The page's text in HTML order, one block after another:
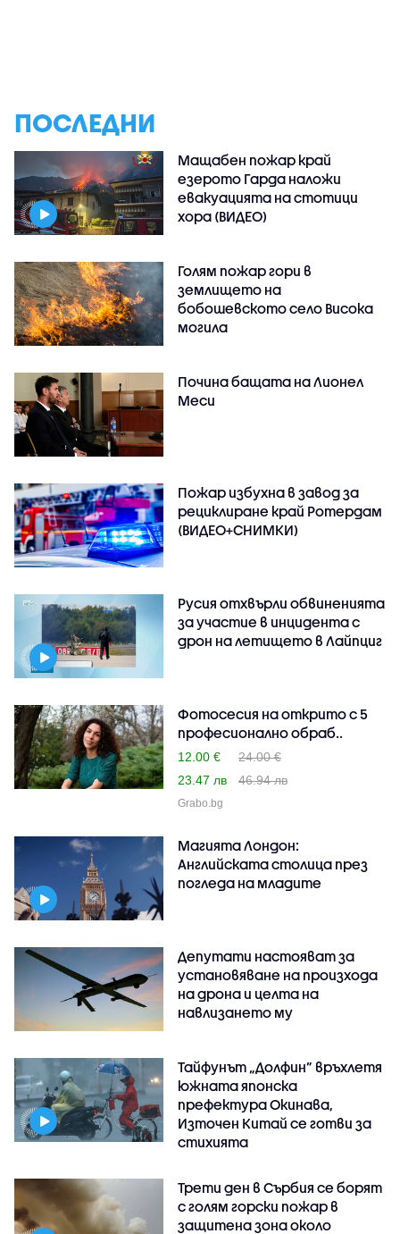
ПОСЛЕДНИ
Мащабен пожар край
езерото Гарда наложи
евакуацията на стотици
хора (ВИДЕО)
Голям пожар гори в
землището на
бобошевското село Висока
могила
Почина бащата на Лионел
Меси
Пожар избухна в завод за
рециклиране край Ротердам
(ВИДЕО+СНИМКИ)
Русия отхвърли обвиненията
за участие в инцидента с
дрон на летището в Лайпциг
Фотосесия на открито с 5
професионално обраб..
12.00 €
24.00 €
23.47 лв
46.94 лв
Grabo.bg
Магията Лондон:
Английската столица през
погледа на младите
Депутати настояват за
установяване на произхода
на дрона и целта на
навлизането му
Тайфунът „Долфин” връхлетя
южната японска
префектура Окинава,
Източен Китай се готви за
стихията
Трети ден в Сърбия се борят
с голям горски пожар в
защитена зона около